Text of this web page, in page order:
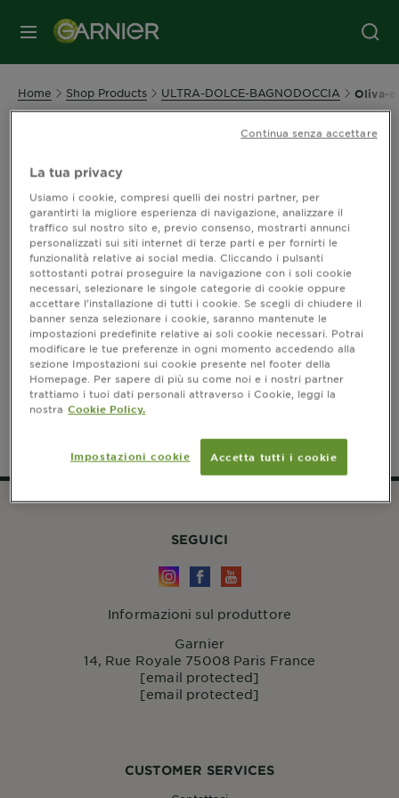
MENU
Home Shop Products ULTRA-DOLCE-BAGNODOCCIA Oliva-
Ultra Dolce Bagnodoccia - Oliva e Sapone
Nero
Filters
Ordina per
Novità
CLOSE
Mostra (0) risultato / i
CUSTOMER SERVICES
SEGUICI
Informazioni sul produttore
Garnier
14, Rue Royale 75008 Paris France
[email protected]
[email protected]
La tua privacy
Usiamo i cookie, compresi quelli dei nostri partner, per
garantirti la migliore esperienza di navigazione, analizzare il
traffico sul nostro sito e, previo consenso, mostrarti annunci
personalizzati sui siti internet di terze parti e per fornirti le
funzionalità relative ai social media. Cliccando i pulsanti
sottostanti potrai proseguire la navigazione con i soli cookie
necessari, selezionare le singole categorie di cookie oppure
accettare l’installazione di tutti i cookie. Se scegli di chiudere il
banner senza selezionare i cookie, saranno mantenute le
impostazioni predefinite relative ai soli cookie necessari. Potrai
modificare le tue preferenze in ogni momento accedendo alla
sezione Impostazioni sui cookie presente nel footer della
Homepage. Per sapere di più su come noi e i nostri partner
trattiamo i tuoi dati personali attraverso i Cookie, leggi la
nostra Cookie Policy.
Impostazioni cookie Accetta tutti i cookie
Continua senza accettare